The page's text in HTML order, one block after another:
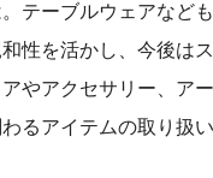
テーブルウェアなど
性を活かし、今後は
やアクセサリー、ア
るアイテムの取り扱